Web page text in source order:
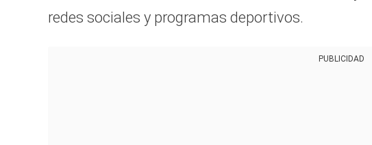
redes sociales y programas deportivos.
PUBLICIDAD